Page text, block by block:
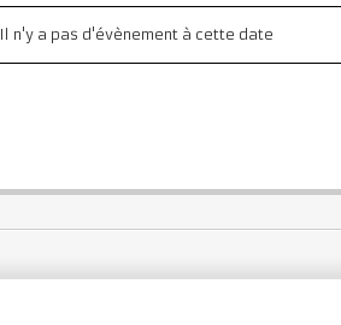
Il n'y a pas d'évènement à cette date